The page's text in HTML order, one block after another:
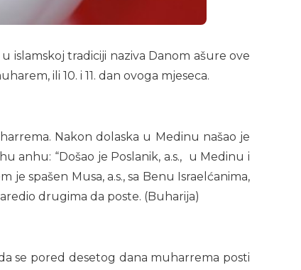
islamskoj tradiciji naziva Danom ašure ove
ili 10. i 11. dan ovoga mjeseca.
Nakon dolaska u Medinu našao je
anhu: “Došao je Poslanik, a.s., u Medinu i
je spašen Musa, a.s., sa Benu Israelćanima,
drugima da poste. (Buharija)
se pored desetog dana muharrema posti